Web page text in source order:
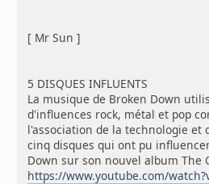
[ Mr Sun ]
5 DISQUES INFLUENTS
La musique de Broken Down
d'influences rock, métal et pop
l'association de la technologie et
cinq disques qui ont pu
Down sur son nouvel album The
https://www.youtube.com/